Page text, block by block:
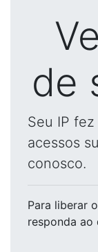
de
Seu IP
acessos
conosco.
Para liberar
responda ao